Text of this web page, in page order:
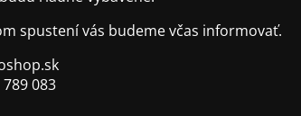
spustení vás budeme včas informovať.
083